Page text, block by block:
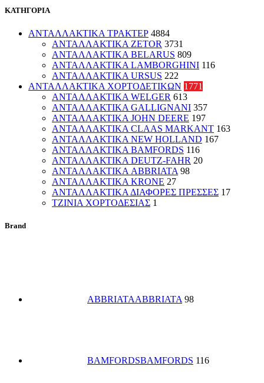
ΚΑΤΗΓΟΡΙΑ
ΑΝΤΑΛΛΑΚΤΙΚΑ ΤΡΑΚΤΕΡ 4884
ΑΝΤΑΛΛΑΚΤΙΚΑ ZETOR 3731
ΑΝΤΑΛΛΑΚΤΙΚΑ BELARUS 809
ΑΝΤΑΛΛΑΚΤΙΚΑ LAMBORGHINI 116
ΑΝΤΑΛΛΑΚΤΙΚΑ URSUS 222
ΑΝΤΑΛΛΑΚΤΙΚΑ ΧΟΡΤΟΔΕΤΙΚΩΝ 1771
ΑΝΤΑΛΛΑΚΤΙΚΑ WELGER 613
ΑΝΤΑΛΛΑΚΤΙΚΑ GALLIGNANI 357
ΑΝΤΑΛΛΑΚΤΙΚΑ JOHN DEERE 197
ΑΝΤΑΛΛΑΚΤΙΚΑ CLAAS MARKANT 163
ΑΝΤΑΛΛΑΚΤΙΚΑ NEW HOLLAND 167
ΑΝΤΑΛΛΑΚΤΙΚΑ BAMFORDS 116
ΑΝΤΑΛΛΑΚΤΙΚΑ DEUTZ-FAHR 20
ΑΝΤΑΛΛΑΚΤΙΚΑ ABBRIATA 98
ΑΝΤΑΛΛΑΚΤΙΚΑ KRONE 27
ΑΝΤΑΛΛΑΚΤΙΚΑ ΔΙΑΦΟΡΕΣ ΠΡΕΣΣΕΣ 17
ΤΖΙΝΙΑ ΧΟΡΤΟΔΕΣΙΑΣ 1
Brand
ABBRIATAABBRIATA 98
BAMFORDSBAMFORDS 116